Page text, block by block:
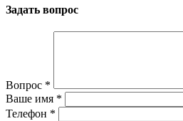
Задать вопрос
Вопрос *
Ваше имя *
Телефон *